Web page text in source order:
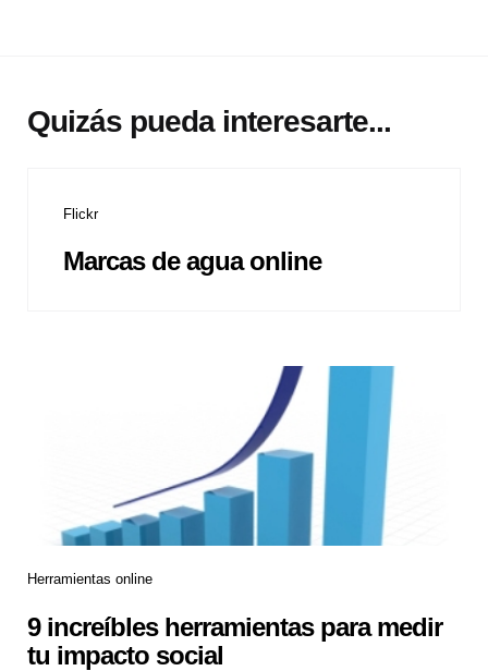
Quizás pueda interesarte...
Flickr
Marcas de agua online
Herramientas online
9 increíbles herramientas para medir
tu impacto social